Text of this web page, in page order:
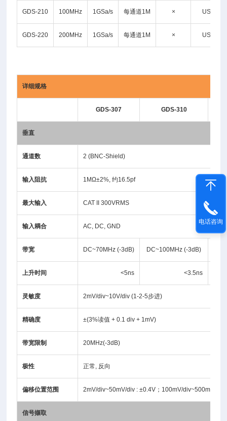
GDS-210 100MHz 1GSa/s 每通道1M × USB
GDS-220 200MHz 1GSa/s 每通道1M × USB
详细规格
GDS-307 GDS-310
垂直
通道数 2 (BNC-Shield)
输入阻抗 1MΩ±2%, 约16.5pf
最大输入 CAT II 300VRMS
输入耦合 AC, DC, GND
带宽 DC~70MHz (-3dB) DC~100MHz (-3dB)
上升时间 <5ns <3.5ns
灵敏度 2mV/div~10V/div (1-2-5步进)
精确度 ±(3%读值 + 0.1 div + 1mV)
带宽限制 20MHz(-3dB)
极性 正常, 反向
偏移位置范围 2mV/div~50mV/div : ±0.4V；100mV/div~500mV/
信号撷取
电话咨询